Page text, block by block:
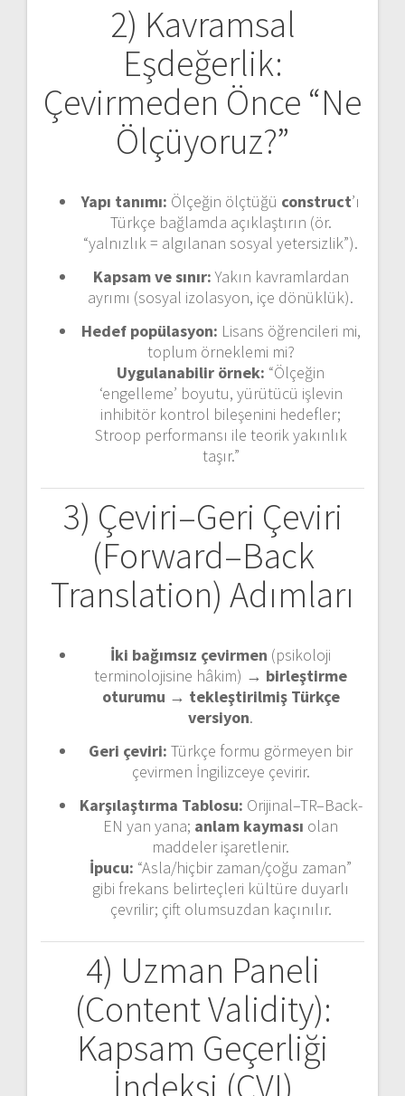
2) Kavramsal
Eşdeğerlik:
Çevirmeden Önce “Ne
Ölçüyoruz?”
Yapı tanımı: Ölçeğin ölçtüğü construct’ı
Türkçe bağlamda açıklaştırın (ör.
“yalnızlık = algılanan sosyal yetersizlik”).
Kapsam ve sınır:Yakın kavramlardan
ayrımı (sosyal izolasyon, içe dönüklük).
Hedef popülasyon: Lisans öğrencileri mi,
toplum örneklemi mi?
Uygulanabilir örnek: “Ölçeğin
‘engelleme’ boyutu, yürütücü işlevin
inhibitör kontrol bileşenini hedefler;
Stroop performansı ile teorik yakınlık
taşır.”
3) Çeviri–Geri Çeviri
(Forward–Back
Translation) Adımları
İki bağımsız çevirmen (psikoloji
terminolojisine hâkim) → birleştirme
oturumu → tekleştirilmiş Türkçe
versiyon.
Geri çeviri: Türkçe formu görmeyen bir
çevirmen İngilizceye çevirir.
Karşılaştırma Tablosu: Orijinal–TR–Back-
EN yan yana; anlam kayması olan
maddeler işaretlenir.
İpucu: “Asla/hiçbir zaman/çoğu zaman”
gibi frekans belirteçleri kültüre duyarlı
çevrilir; çift olumsuzdan kaçınılır.
4) Uzman Paneli
(Content Validity):
Kapsam Geçerliği
İndeksi (CVI)